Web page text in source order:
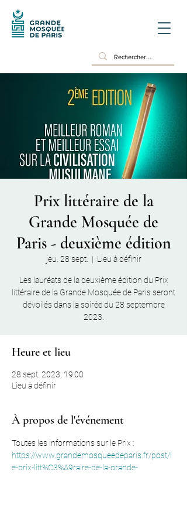
Prix littéraire de la
Grande Mosquée de
Paris - deuxième édition
jeu. 28 sept.
  |
Lieu à définir
Les lauréats de la deuxième édition du Prix
littéraire de la Grande Mosquée de Paris seront
dévoilés dans la soirée du 28 septembre
2023.
Heure et lieu
28 sept. 2023, 19:00
Lieu à définir
À propos de l'événement
Toutes les informations sur le Prix :
https://www.grandemosqueedeparis.fr/post/l
e-prix-litt%C3%A9raire-de-la-grande-